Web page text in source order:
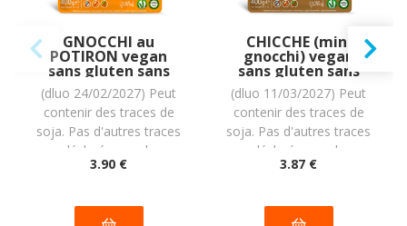
GNOCCHI au
POTIRON vegan
sans gluten sans
lait sans oeufs sans
coque sans
arachide : (2x200g)
= 400 grammes
(dluo 24/02/2027) Peut
contenir des traces de
soja. Pas d'autres traces
déclarées par le
fabricant
3.90 €
CHICCHE (mini
gnocchi) vegan
sans gluten sans
lait sans oeufs sans
coque sans
arachide Piaceri
Mediterranei :
(2x200g) = 400
grammes
(dluo 11/03/2027) Peut
contenir des traces de
soja. Pas d'autres traces
déclarées par le
fabricant
3.87 €